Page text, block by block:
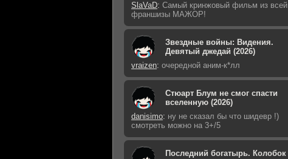
SlaVaD: Самый кринжовый фильм из всей
франшизы МАЖОР!
Звездные войны: Видения.
Девятый джедай (2026)
vraizen: очередной аним-к*лл
Стюарт Блум не смог спасти
вселенную (2026)
danisimo: ну не сказал бы что шидевр !)
смотреть можно на 3+/5
Последний богатырь. Колобок